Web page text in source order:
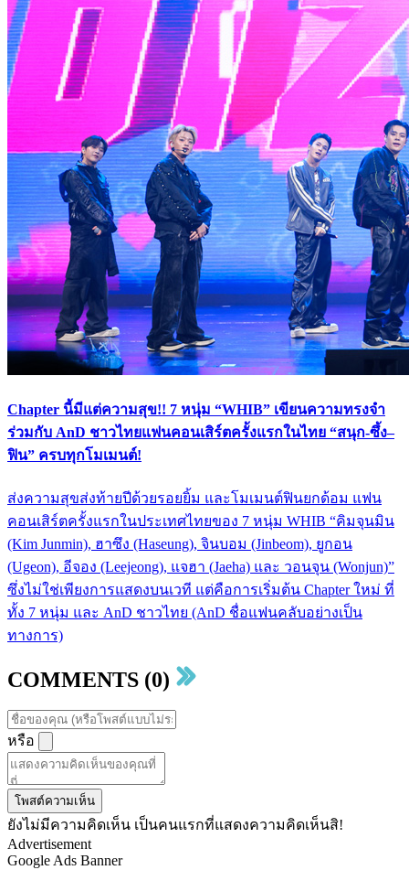
Chapter นี้มีแต่ความสุข!! 7 หนุ่ม “WHIB” เขียนความทรงจำ
ร่วมกับ AnD ชาวไทยแฟนคอนเสิร์ตครั้งแรกในไทย “สนุก-ซึ้ง–
ฟิน” ครบทุกโมเมนต์!
ส่งความสุขส่งท้ายปีด้วยรอยยิ้ม และโมเมนต์ฟินยกด้อม แฟน
คอนเสิร์ตครั้งแรกในประเทศไทยของ 7 หนุ่ม WHIB “คิมจุนมิน
(Kim Junmin), ฮาซึง (Haseung), จินบอม (Jinbeom), ยูกอน
(Ugeon), อีจอง (Leejeong), แจฮา (Jaeha) และ วอนจุน (Wonjun)”
ซึ่งไม่ใช่เพียงการแสดงบนเวที แต่คือการเริ่มต้น Chapter ใหม่ ที่
ทั้ง 7 หนุ่ม และ AnD ชาวไทย (AnD ชื่อแฟนคลับอย่างเป็น
ทางการ)
COMMENTS (0)
หรือ
โพสต์ความเห็น
ยังไม่มีความคิดเห็น เป็นคนแรกที่แสดงความคิดเห็นสิ!
Advertisement
Google Ads Banner